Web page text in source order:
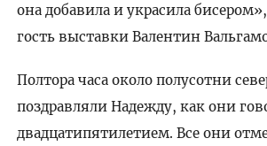
она добавила и украсила
гость выставки Валентин
Полтора часа около полусотни
поздравляли Надежду, как они
двадцатипятилетием. Все они